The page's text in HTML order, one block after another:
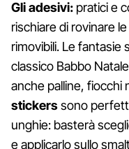
Gli adesivi: pratici e
rischiare di rovinare
rimovibili. Le fantasie
classico Babbo
anche palline, fiocchi
stickerssono
unghie: basterà
e applicarlo sullo